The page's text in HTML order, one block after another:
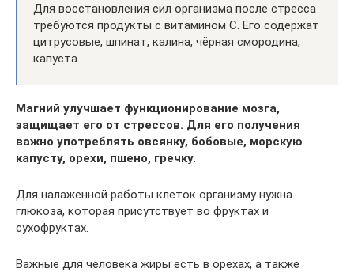
Для восстановления сил организма после стресса
требуются продукты с витамином C. Его содержат
цитрусовые, шпинат, калина, чёрная смородина,
капуста.
Магний улучшает функционирование мозга,
защищает его от стрессов. Для его получения
важно употреблять овсянку, бобовые, морскую
капусту, орехи, пшено, гречку.
Для налаженной работы клеток организму нужна
глюкоза, которая присутствует во фруктах и
сухофруктах.
Важные для человека жиры есть в орехах, а также